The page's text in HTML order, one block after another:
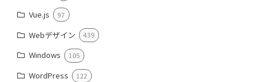
Vue.js 97
Webデザイン 439
Windows 105
WordPress 122